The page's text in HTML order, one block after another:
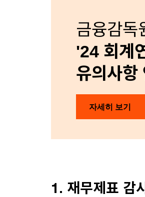
금융감
'24 회계
유의사항
자세히 보기
1. 재무제표 감